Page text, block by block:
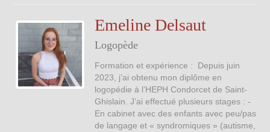
Emeline Delsaut
Logopède
Formation et expérience : Depuis juin
2023, j’ai obtenu mon diplôme en
logopédie à l’HEPH Condorcet de Saint-
Ghislain. J’ai effectué plusieurs stages : -
En cabinet avec des enfants avec peu/pas
de langage et « syndromiques » (autisme,